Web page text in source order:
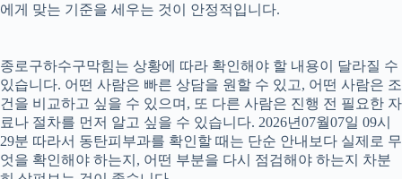
에게 맞는 기준을 세우는 것이 안정적입니다.
종로구하수구막힘는 상황에 따라 확인해야 할 내용이 달라질 수
있습니다. 어떤 사람은 빠른 상담을 원할 수 있고, 어떤 사람은 조
건을 비교하고 싶을 수 있으며, 또 다른 사람은 진행 전 필요한 자
료나 절차를 먼저 알고 싶을 수 있습니다. 2026년07월07일 09시
29분 따라서 동탄피부과를 확인할 때는 단순 안내보다 실제로 무
엇을 확인해야 하는지, 어떤 부분을 다시 점검해야 하는지 차분